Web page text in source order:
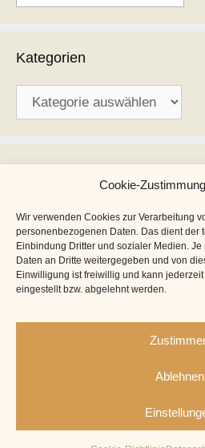
Cookie-
Wir verwenden Cookies zur Verarbeitung
personenbezogenen Daten. Das dient der
Einbindung Dritter und sozialer Medien.
Daten an Dritte weitergegeben und von
Einwilligung ist freiwillig und kann
eingestellt bzw. abgelehnt werden.
Ablehnen
Kategorien
Kategorien
Datenschutz